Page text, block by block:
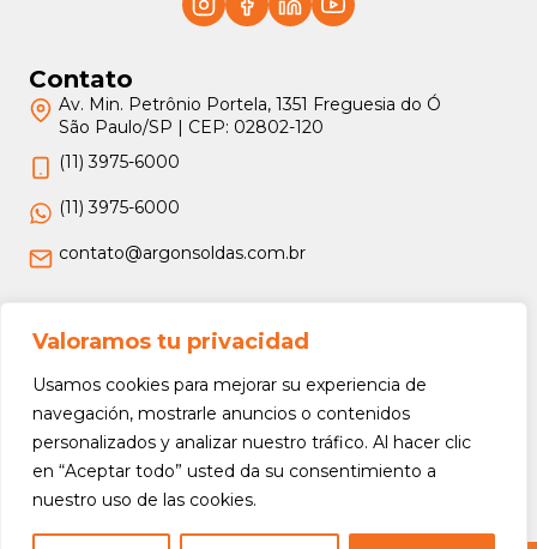
Valoramos tu privacidad
Usamos cookies para mejorar su experiencia de
navegación, mostrarle anuncios o contenidos
personalizados y analizar nuestro tráfico. Al hacer clic
en “Aceptar todo” usted da su consentimiento a
nuestro uso de las cookies.
Contato
Av. Min. Petrônio Portela, 1351 Freguesia do Ó
São Paulo/SP | CEP: 02802-120
(11) 3975-6000
(11) 3975-6000
contato@argonsoldas.com.br
Jurídico
Termos e Condições
Política de Privacidade
Política de Devolução e Reembolso